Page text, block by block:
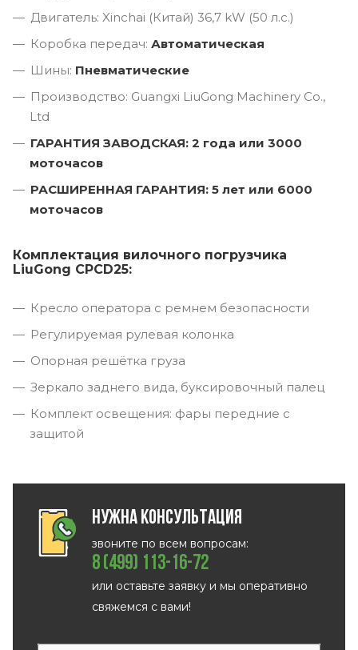
Двигатель: Xinchai (Китай) 36,7 kW (50 л.с.)
Коробка передач: Автоматическая
Шины: Пневматические
Производство: Guangxi LiuGong Machinery Co.,
Ltd
ГАРАНТИЯ ЗАВОДСКАЯ: 2 года или 3000
моточасов
РАСШИРЕННАЯ ГАРАНТИЯ: 5 лет или 6000
моточасов
Комплектация вилочного погрузчика
LiuGong CPCD25:
Кресло оператора с ремнем безопасности
Регулируемая рулевая колонка
Опорная решётка груза
Зеркало заднего вида, буксировочный палец
Комплект освещения: фары передние с
защитой
Нужна консультация
звоните по всем вопросам:
8 (499) 113-16-72
или оставьте заявку и мы оперативно
свяжемся с вами!